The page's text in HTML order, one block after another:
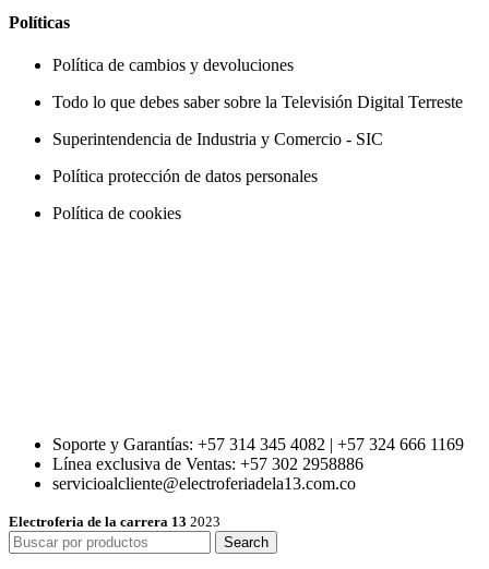
Políticas
Política de cambios y devoluciones
Todo lo que debes saber sobre la Televisión Digital Terreste
Superintendencia de Industria y Comercio - SIC
Política protección de datos personales
Política de cookies
Soporte y Garantías: +57 314 345 4082 | +57 324 666 1169
Línea exclusiva de Ventas: +57 302 2958886
servicioalcliente@electroferiadela13.com.co
Electroferia de la carrera 13 2023
Search